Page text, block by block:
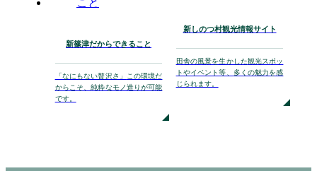
新篠津だからできること
「なにもない贅沢さ」
この環境だ
からこそ、純粋なモノ造りが可能
です。
新しのつ村観光情報サイト
田舎の風景を生かした観光スポッ
トやイベント等、
多くの魅力を感
じられます。